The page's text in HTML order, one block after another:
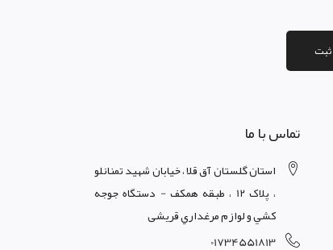
ثبت
تماس با ما
استان گلستان آق قلا ، خيابان شهيد تمنانلو
، پلاک 12 ، طبقه همکف - دستگاه جوجه
کشي و لوازم مرغداري قریشی
01734551813